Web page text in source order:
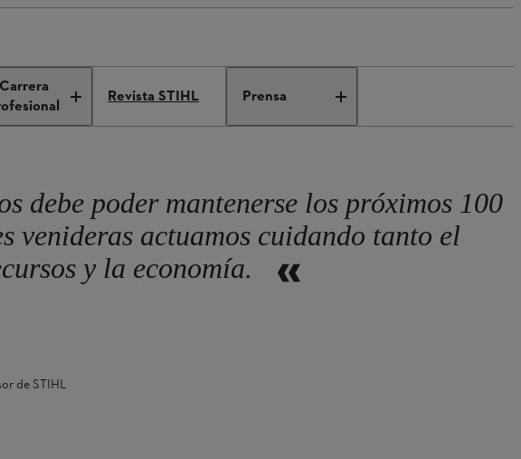
Carrera
Revista STIHL Prensa
debe poder mantenerse los próximos 100
venideras actuamos cuidando tanto el
y la economía.
de STIHL